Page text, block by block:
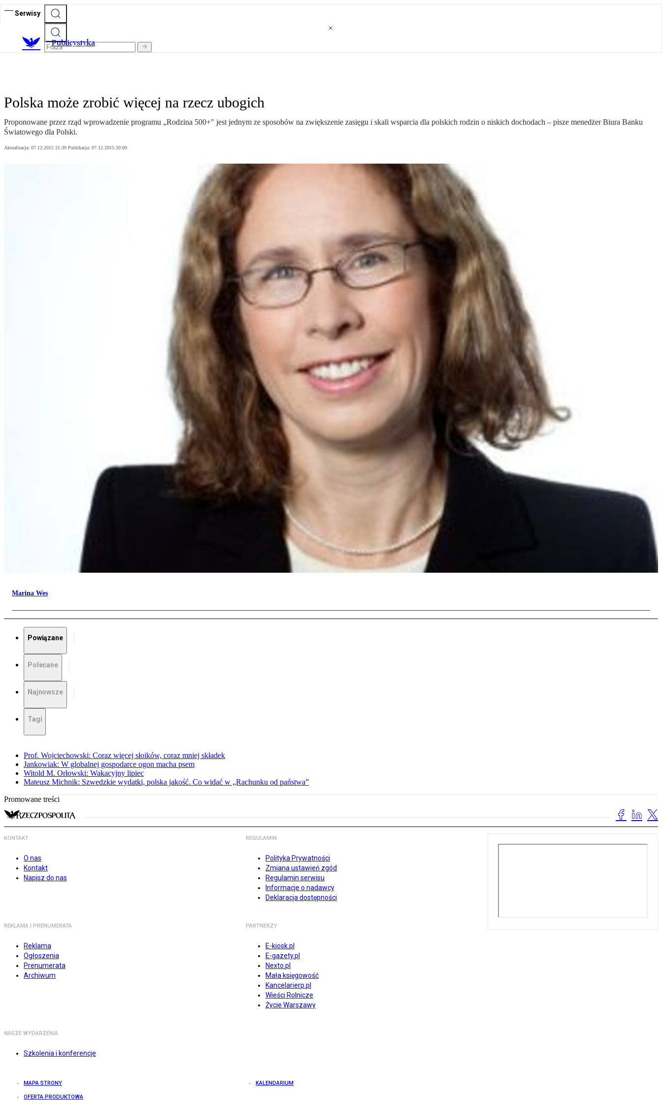
Serwisy
Publicystyka
Polska może zrobić więcej na rzecz ubogich
Proponowane przez rząd wprowadzenie programu „Rodzina 500+" jest jednym ze sposobów na zwiększenie zasięgu i skali wsparcia dla polskich rodzin o niskich dochodach – pisze menedżer Biura Banku
Światowego dla Polski.
Aktualizacja: 07.12.2015 21:39 Publikacja: 07.12.2015 20:00
Marina Wes
Powiązane
Polecane
Najnowsze
Tagi
Prof. Wojciechowski: Coraz więcej słoików, coraz mniej składek
Jankowiak: W globalnej gospodarce ogon macha psem
Witold M. Orłowski: Wakacyjny lipiec
Mateusz Michnik: Szwedzkie wydatki, polska jakość. Co widać w „Rachunku od państwa”
Promowane treści
KONTAKT
O nas
Kontakt
Napisz do nas
REGULAMIN
Polityka Prywatności
Zmiana ustawień zgód
Regulamin serwisu
Informacje o nadawcy
Deklaracja dostępności
REKLAMA I PRENUMERATA
Reklama
Ogłoszenia
Prenumerata
Archiwum
PARTNERZY
E-kiosk.pl
E-gazety.pl
Nexto.pl
Mała księgowość
Kancelarierp.pl
Wieści Rolnicze
Życie Warszawy
NASZE WYDARZENIA
Szkolenia i konferencje
MAPA STRONY KALENDARIUM
OFERTA PRODUKTOWA